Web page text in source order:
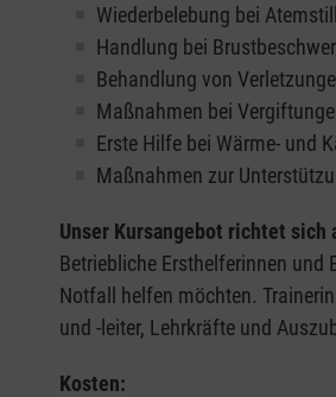
Wiederbelebung bei
Handlung bei
Behandlung von
Maßnahmen bei
Erste Hilfe bei Wärme- und
Maßnahmen zur
Unser Kursangebot richtet sich
Betriebliche Ersthelferinnen und
Notfall helfen möchten.
und -leiter, Lehrkräfte und
Kosten: